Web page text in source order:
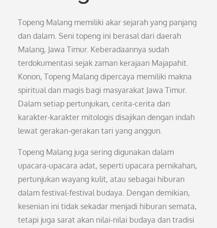
Topeng Malang memiliki akar sejarah yang panjang
dan dalam. Seni topeng ini berasal dari daerah
Malang, Jawa Timur. Keberadaannya sudah
terdokumentasi sejak zaman kerajaan Majapahit.
Konon, Topeng Malang dipercaya memiliki makna
spiritual dan magis bagi masyarakat Jawa Timur.
Dalam setiap pertunjukan, cerita-cerita dan
karakter-karakter mitologis disajikan dengan indah
lewat gerakan-gerakan tari yang anggun.
Topeng Malang juga sering digunakan dalam
upacara-upacara adat, seperti upacara pernikahan,
pertunjukan wayang kulit, atau sebagai hiburan
dalam festival-festival budaya. Dengan demikian,
kesenian ini tidak sekadar menjadi hiburan semata,
tetapi juga sarat akan nilai-nilai budaya dan tradisi